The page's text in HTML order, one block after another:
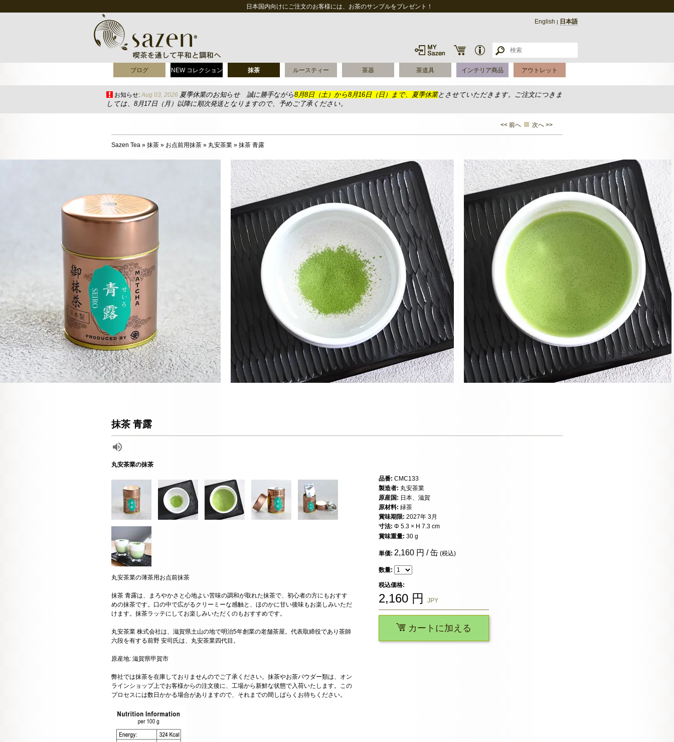
日本国内向けにご注文のお客様には、お茶のサンプルをプレゼント！
English | 日本語
ブログ NEW コレクション 抹茶 ルースティー 茶器 茶道具 インテリア商品 アウトレット
お知らせ: Aug 03, 2026 夏季休業のお知らせ 誠に勝手ながら8月8日（土）から8月16日（日）まで、夏季休業とさせていただきます。ご注文につきま
しては、8月17日（月）以降に順次発送となりますので、予めご了承ください。
<< 前へ 次へ >>
Sazen Tea » 抹茶 » お点前用抹茶 » 丸安茶業 » 抹茶 青露
抹茶 青露
丸安茶業の抹茶
丸安茶業の薄茶用お点前抹茶
抹茶 青露は、まろやかさと心地よい苦味の調和が取れた抹茶で、初心者の方にもおすす
めの抹茶です。口の中で広がるクリーミーな感触と、ほのかに甘い後味もお楽しみいただ
けます。抹茶ラッテにしてお楽しみいただくのもおすすめです。
丸安茶業 株式会社は、滋賀県土山の地で明治5年創業の老舗茶屋。代表取締役であり茶師
六段を有する前野 安司氏は、丸安茶業四代目。
原産地: 滋賀県甲賀市
弊社では抹茶を在庫しておりませんのでご了承ください。抹茶やお茶パウダー類は、オン
ラインショップ上でお客様からの注文後に、工場から新鮮な状態で入荷いたします。この
プロセスには数日かかる場合がありますので、それまでの間しばらくお待ちください。
品番: CMC133
製造者: 丸安茶業
原産国: 日本、滋賀
原材料: 緑茶
賞味期限: 2027年 3月
寸法: Φ 5.3 × H 7.3 cm
賞味重量: 30 g
単価: 2,160 円 / 缶 (税込)
数量:
税込価格:
2,160 円 JPY
カートに加える